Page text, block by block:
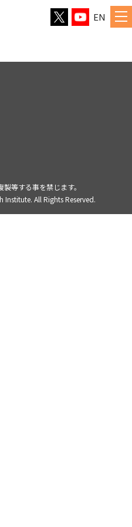
EN
等する事を禁じます。
Institute. All Rights Reserved.